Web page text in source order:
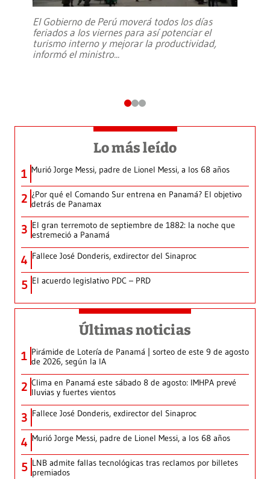
El Gobierno de Perú moverá todos los días
feriados a los viernes para así potenciar el
turismo interno y mejorar la productividad,
informó el ministro...
Lo más leído
1 Murió Jorge Messi, padre de Lionel Messi, a los 68 años
2 ¿Por qué el Comando Sur entrena en Panamá? El objetivo
detrás de Panamax
3 El gran terremoto de septiembre de 1882: la noche que
estremeció a Panamá
4 Fallece José Donderis, exdirector del Sinaproc
5 El acuerdo legislativo PDC – PRD
Últimas noticias
1 Pirámide de Lotería de Panamá | sorteo de este 9 de agosto
de 2026, según la IA
2 Clima en Panamá este sábado 8 de agosto: IMHPA prevé
lluvias y fuertes vientos
3 Fallece José Donderis, exdirector del Sinaproc
4 Murió Jorge Messi, padre de Lionel Messi, a los 68 años
5 LNB admite fallas tecnológicas tras reclamos por billetes
premiados